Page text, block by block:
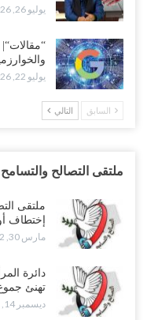
يوليو 26, 2026
يوليو 22, 2026
السابق التالي
ملتقى التصالح
ملتقى
إختطاف
مارس 30, 2022
دائرة
تهنئ
ديسمبر 14, 2021